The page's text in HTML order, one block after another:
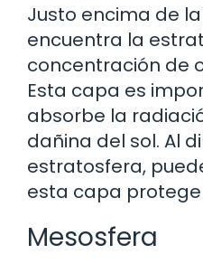
Justo encima de
encuentra la
concentración de
Esta capa es
absorbe la
dañina del sol. Al
estratosfera,
esta capa protege
Mesosfera